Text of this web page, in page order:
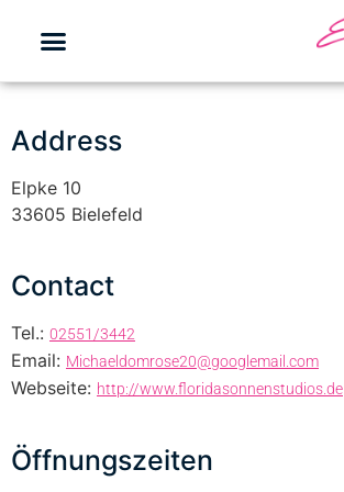
Address
Elpke 10
33605 Bielefeld
Contact
Tel.: 02551/3442
Email: Michaeldomrose20@googlemail.com
Webseite: http://www.floridasonnenstudios.de
Öffnungszeiten